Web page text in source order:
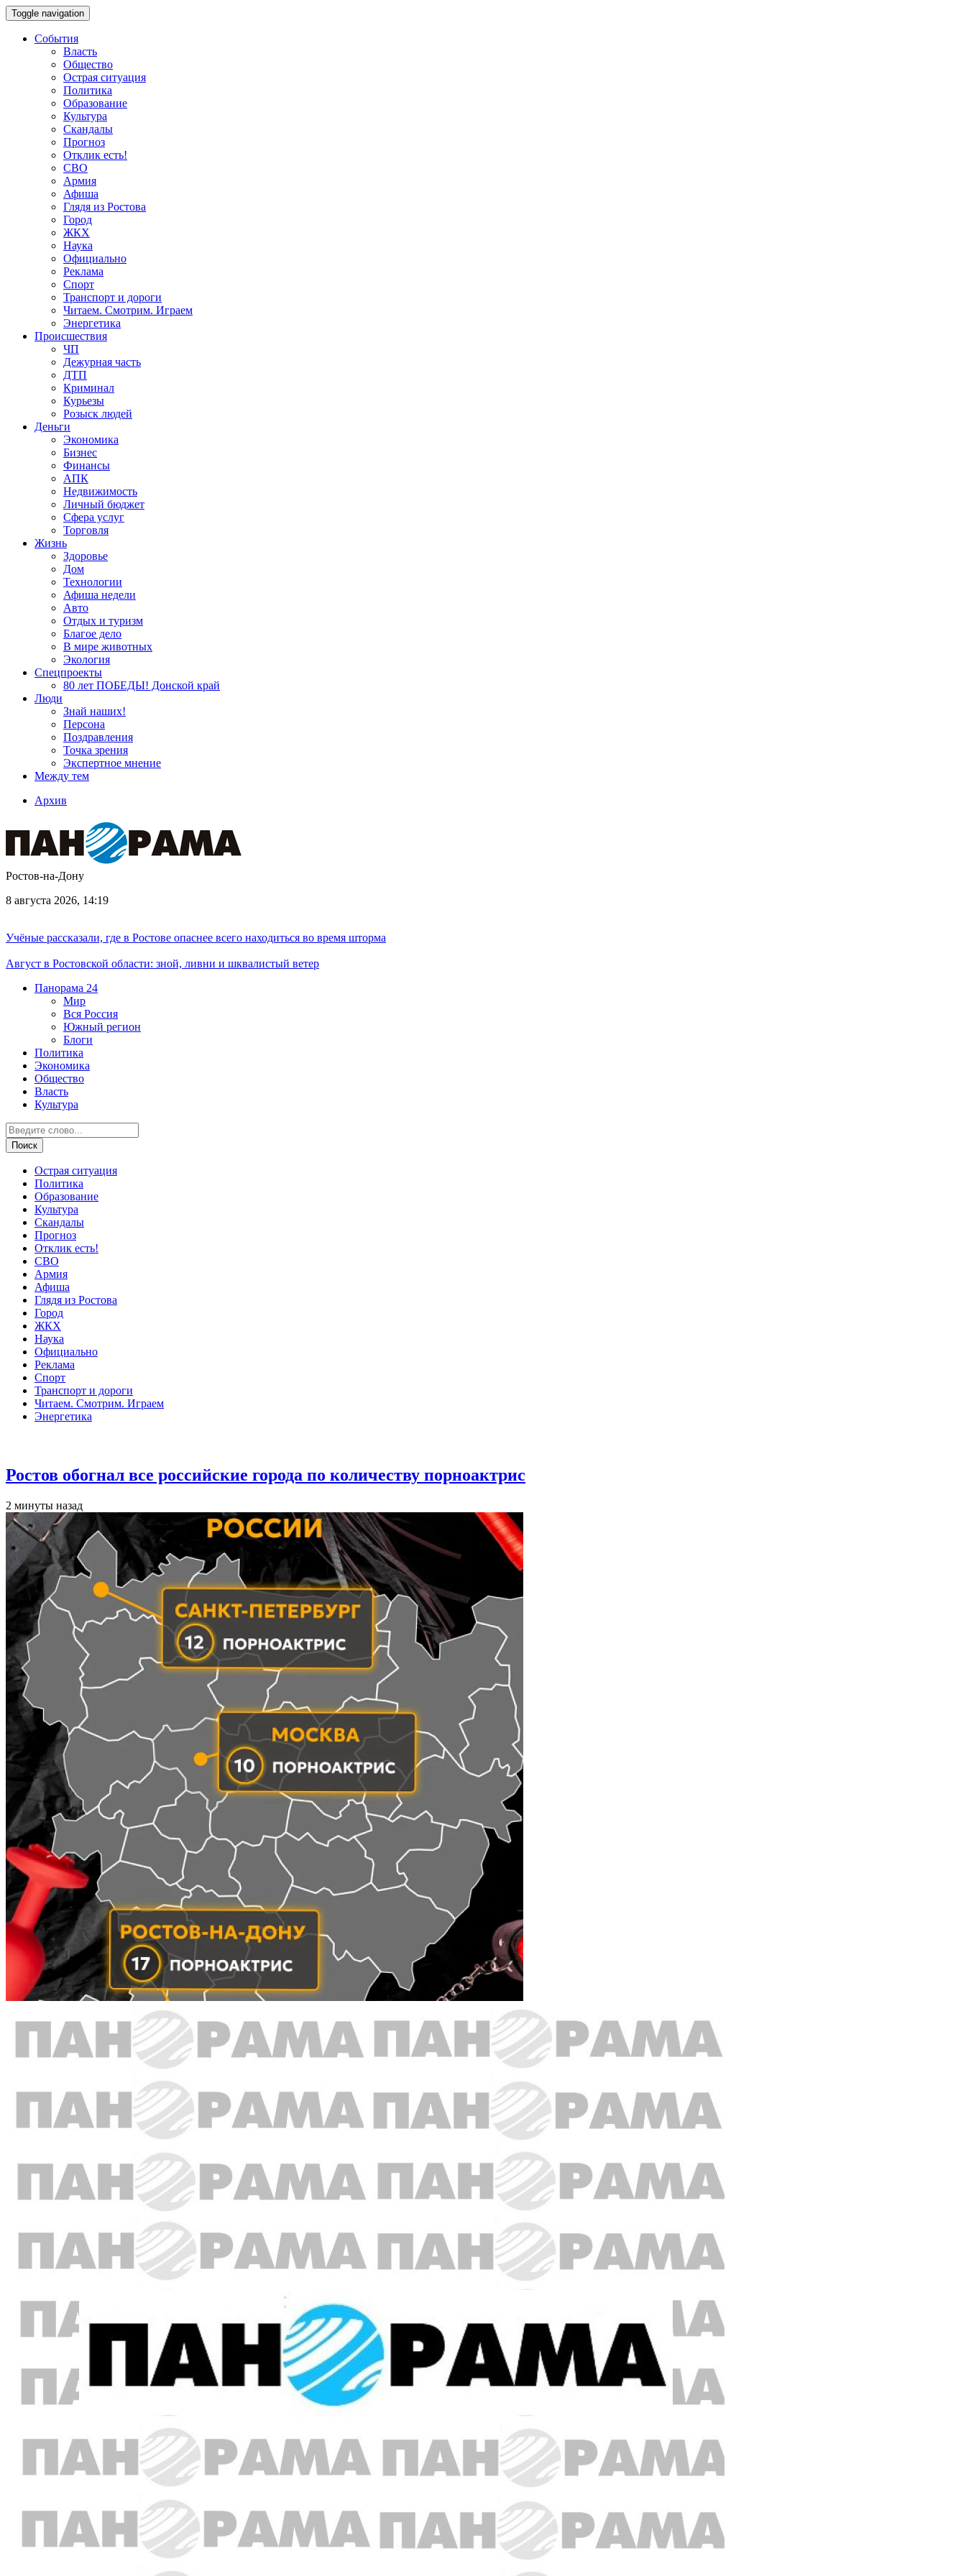
Toggle navigation
События
Власть
Общество
Острая ситуация
Политика
Образование
Культура
Скандалы
Прогноз
Отклик есть!
СВО
Армия
Афиша
Глядя из Ростова
Город
ЖКХ
Наука
Официально
Реклама
Спорт
Транспорт и дороги
Читаем. Смотрим. Играем
Энергетика
Происшествия
ЧП
Дежурная часть
ДТП
Криминал
Курьезы
Розыск людей
Деньги
Экономика
Бизнес
Финансы
АПК
Недвижимость
Личный бюджет
Сфера услуг
Торговля
Жизнь
Здоровье
Дом
Технологии
Афиша недели
Авто
Отдых и туризм
Благое дело
В мире животных
Экология
Спецпроекты
80 лет ПОБЕДЫ! Донской край
Люди
Знай наших!
Персона
Поздравления
Точка зрения
Экспертное мнение
Между тем
Архив
Ростов-на-Дону
8 августа 2026, 14:19
Учёные рассказали, где в Ростове опаснее всего находиться во время шторма
Август в Ростовской области: зной, ливни и шквалистый ветер
Панорама 24
Мир
Вся Россия
Южный регион
Блоги
Политика
Экономика
Общество
Власть
Культура
Острая ситуация
Политика
Образование
Культура
Скандалы
Прогноз
Отклик есть!
СВО
Армия
Афиша
Глядя из Ростова
Город
ЖКХ
Наука
Официально
Реклама
Спорт
Транспорт и дороги
Читаем. Смотрим. Играем
Энергетика
Ростов обогнал все российские города по количеству порноактрис
2 минуты назад